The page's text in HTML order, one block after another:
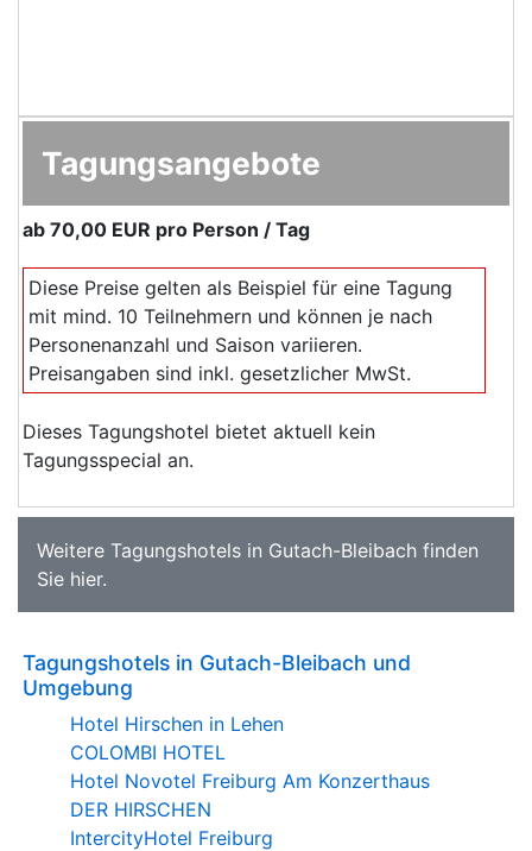
Tagungsangebote
ab 70,00 EUR pro Person / Tag
Diese Preise gelten als Beispiel für eine Tagung
mit mind. 10 Teilnehmern und können je nach
Personenanzahl und Saison variieren.
Preisangaben sind inkl. gesetzlicher MwSt.
Dieses Tagungshotel bietet aktuell kein
Tagungsspecial an.
Weitere Tagungshotels in Gutach-Bleibach finden
Sie hier.
Tagungshotels in Gutach-Bleibach und
Umgebung
Hotel Hirschen in Lehen
COLOMBI HOTEL
Hotel Novotel Freiburg Am Konzerthaus
DER HIRSCHEN
IntercityHotel Freiburg